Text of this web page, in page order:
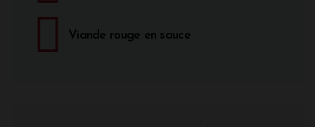
Viande rouge en sauce